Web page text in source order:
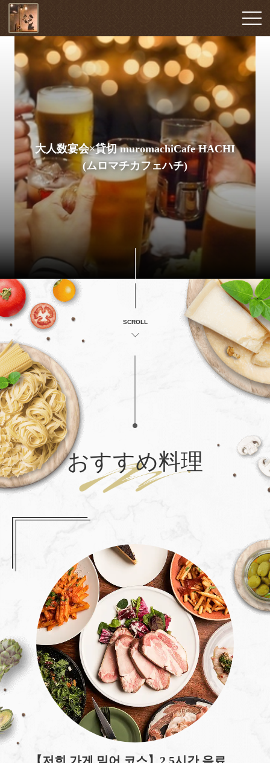
大人数宴会×貸切 muromachiCafe HACHI
(ムロマチカフェハチ)
SCROLL
おすすめ料理